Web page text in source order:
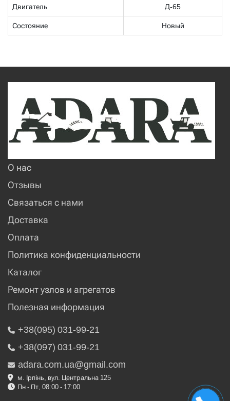
Двигатель Д-65
Состояние Новый
О нас
Отзывы
Связаться с нами
Доставка
Оплата
Политика конфиденциальности
Каталог
Ремонт узлов и агрегатов
Полезная информация
+38(095) 031-99-21
+38(097) 031-99-21
adara.com.ua@gmail.com
м. Ірпінь, вул. Центральна 125
Пн - Пт, 08:00 - 17:00